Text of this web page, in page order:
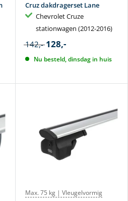
Cruz dakdragerset Lane
Chevrolet Cruze
stationwagen (2012-2016)
142,- 128,-
Nu besteld, dinsdag in huis
Max. 75 kg | Vleugelvormig